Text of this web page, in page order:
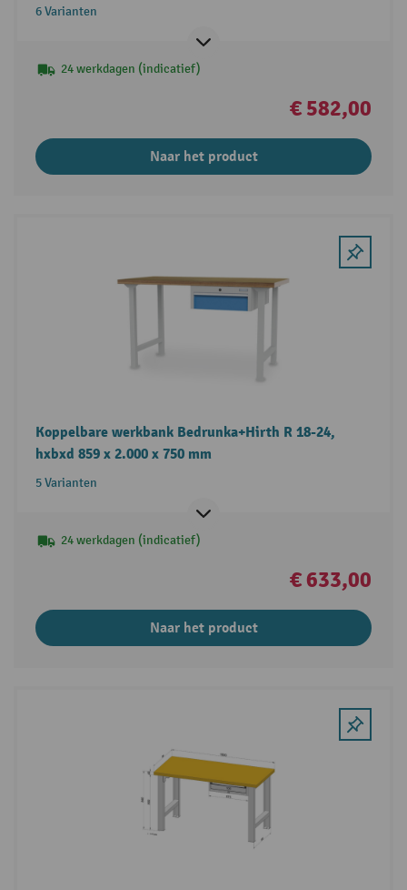
6 Varianten
24 werkdagen (indicatief)
€ 582,00
Naar het product
Koppelbare werkbank Bedrunka+Hirth R 18-24,
hxbxd 859 x 2.000 x 750 mm
5 Varianten
24 werkdagen (indicatief)
€ 633,00
Naar het product